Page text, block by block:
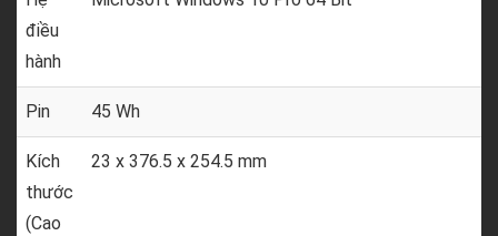
điều
hành
Pin 45 Wh
Kích
thước
(Cao
23 x 376.5 x 254.5 mm